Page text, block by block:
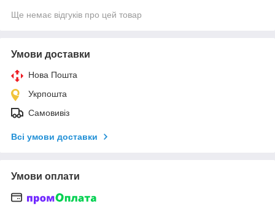
Ще немає відгуків про цей товар
Умови доставки
Нова Пошта
Укрпошта
Самовивіз
Всі умови доставки
Умови оплати